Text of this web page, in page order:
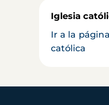
Iglesia
Ir a la
católica